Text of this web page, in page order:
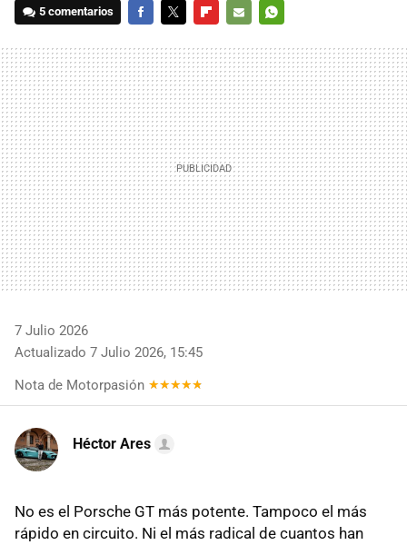
5 comentarios
MAIL
7 Julio 2026
Actualizado 7 Julio 2026, 15:45
Nota de Motorpasión
Héctor Ares
No es el Porsche GT más potente. Tampoco el más
rápido en circuito. Ni el más radical de cuantos han